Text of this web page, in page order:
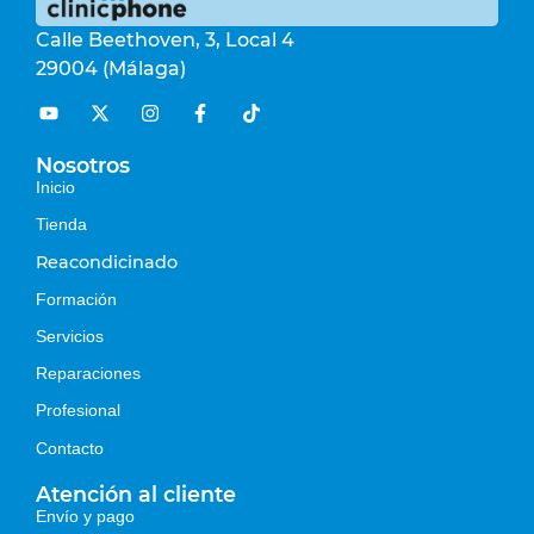
Calle Beethoven, 3, Local 4
29004 (Málaga)
Nosotros
Inicio
Tienda
Reacondicinado
Formación
Servicios
Reparaciones
Profesional
Contacto
Atención al cliente
Envío y pago